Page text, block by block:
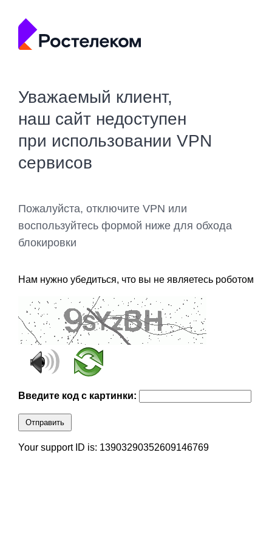
Уважаемый клиент,
наш сайт недоступен
при использовании VPN
сервисов
Пожалуйста, отключите VPN или
воспользуйтесь формой ниже для обхода
блокировки
Нам нужно убедиться, что вы не являетесь роботом
Введите код с картинки:
Отправить
Your support ID is: 13903290352609146769